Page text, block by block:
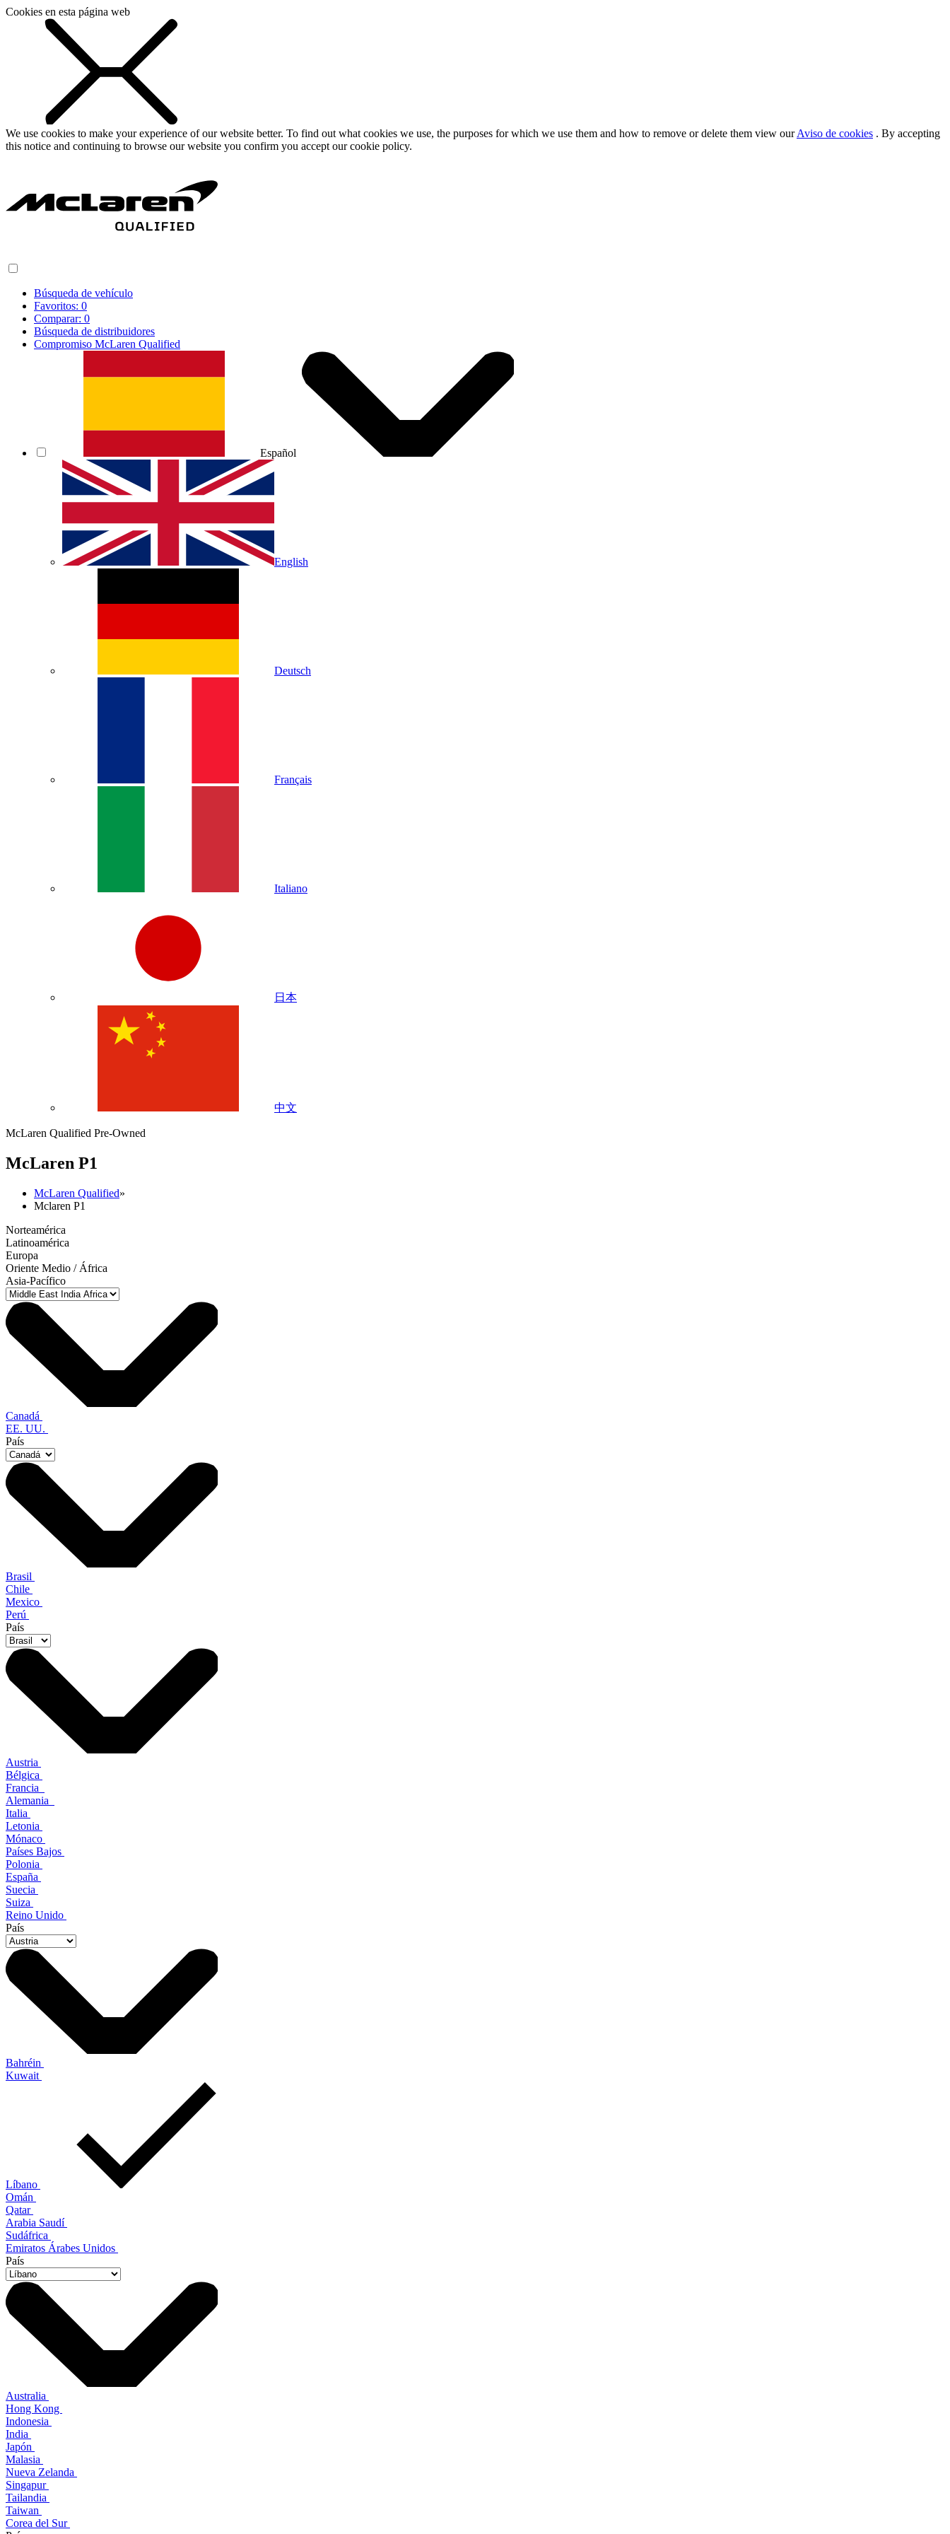
Cookies en esta página web
We use cookies to make your experience of our website better. To find out what cookies we use, the purposes for which we use them and how to remove or delete them view ourAviso de cookies . By accepting
this notice and continuing to browse our website you confirm you accept our cookie policy.
Búsqueda de vehículo
Favoritos: 0
Comparar: 0
Búsqueda de distribuidores
Compromiso McLaren Qualified
Español
English
Deutsch
Français
Italiano
日本
中文
McLaren Qualified Pre-Owned
McLaren P1
McLaren Qualified»
Mclaren P1
Norteamérica
Latinoamérica
Europa
Oriente Medio / África
Asia-Pacífico
Canadá
EE. UU.
País
Brasil
Chile
Mexico
Perú
País
Austria
Bélgica
Francia
Alemania
Italia
Letonia
Mónaco
Países Bajos
Polonia
España
Suecia
Suiza
Reino Unido
País
Bahréin
Kuwait
Líbano
Omán
Qatar
Arabia Saudí
Sudáfrica
Emiratos Árabes Unidos
País
Australia
Hong Kong
Indonesia
India
Japón
Malasia
Nueva Zelanda
Singapur
Tailandia
Taiwan
Corea del Sur